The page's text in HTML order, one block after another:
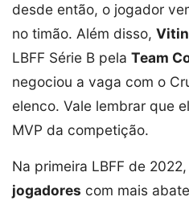
desde então, o jogador
no timão. Além disso,
LBFF Série B pela Team
negociou a vaga com o
elenco. Vale lembrar que
MVP da competição.
Na primeira LBFF de 2022,
jogadores com mais